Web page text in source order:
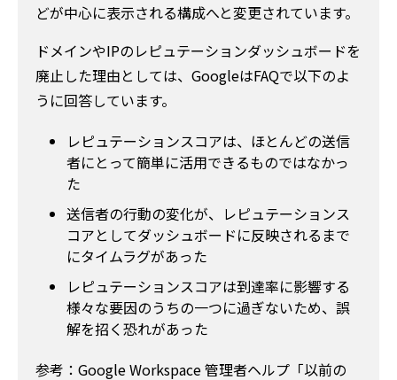
どが中心に表示される構成へと変更されています。
ドメインやIPのレピュテーションダッシュボードを
廃止した理由としては、GoogleはFAQで以下のよ
うに回答しています。
レピュテーションスコアは、ほとんどの送信
者にとって簡単に活用できるものではなかっ
た
送信者の行動の変化が、レピュテーションス
コアとしてダッシュボードに反映されるまで
にタイムラグがあった
レピュテーションスコアは到達率に影響する
様々な要因のうちの一つに過ぎないため、誤
解を招く恐れがあった
参考：Google Workspace 管理者ヘルプ「以前の